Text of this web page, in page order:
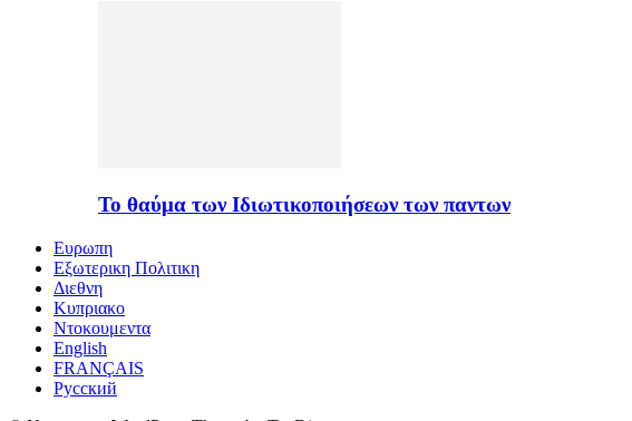
Το θαύμα των Ιδιωτικοποιήσεων των παντων
Ευρωπη
Εξωτερικη Πολιτικη
Διεθνη
Κυπριακο
Ντοκουμεντα
English
FRANÇAIS
Русский